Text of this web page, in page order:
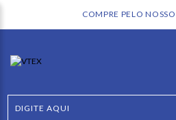
COMPRE PELO